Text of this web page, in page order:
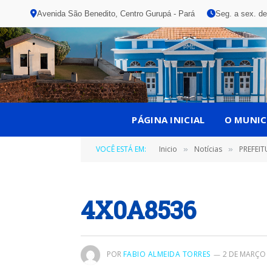
Avenida São Benedito, Centro Gurupá - Pará Seg. a sex.
PÁGINA INICIAL O
VOCÊ ESTÁ EM: Inicio » Notícias »
4X0A8536
PORFABIO ALMEIDA TORRES 2 DE